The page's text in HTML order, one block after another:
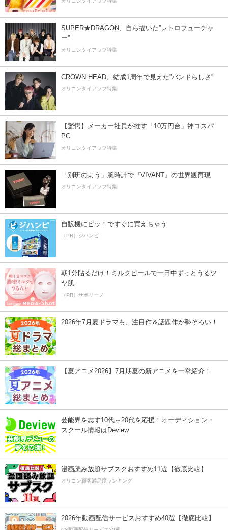
SUPER★DRAGON、自ら描いた”レトロフューチャ
ー”
オリコンタイアップ特集
CROWN HEAD、結成1周年で見えた”バンドらしさ”
オリコンタイアップ特集
【驚愕】メーカー社員が推す「10万円台」神コスパ
PC
オリコンタイアップ特集
「別班のよう」腕時計で『VIVANT』の世界観再現
オリコンタイアップ特集
自販機にピッ！ですぐに買えちゃう
（PR）ジハンピ
朝1分貼るだけ！ミルクピールで一日中ずっとうるツ
ヤ肌
（PR）サボリーノ
2026年7月夏ドラマも、注目作＆話題作が勢ぞろい！
【夏アニメ2026】7月期夏の新アニメを一挙紹介！
芸能界を志す10代～20代を応援！オーディション・
スクール情報はDeview
漫画読み放題サブスクおすすめ11選【徹底比較】
オリコン顧客満足度ランキング
2026年動画配信サービスおすすめ40選【徹底比較】